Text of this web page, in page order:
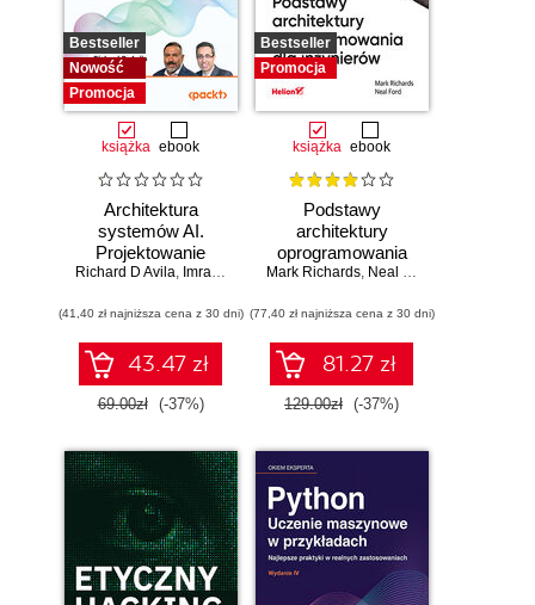
Bestseller
Nowość
Promocja
książka ebook
Architektura
systemów AI.
Projektowanie
skalowalnego i
oprogramowania
Richard D Avila, Imran Ahmad
(41,40 zł najniższa cena z 30 dni)
43.47 zł
69.00zł (-37%)
Bestseller
Promocja
książka ebook
Podstawy
architektury
oprogramowania
dla inżynierów.
Mark Richards, Neal Ford
(77,40 zł najniższa cena z 30 dni)
81.27 zł
129.00zł (-37%)